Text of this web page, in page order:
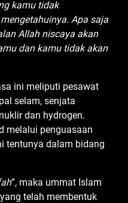
kamu tidak
Apa saja
Allah niscaya akan
dan kamu tidak akan
ini meliputi pesawat
selam, senjata
dan hydrogen.
melalui penguasaan
tentunya dalam bidang
”, maka ummat Islam
telah membentuk